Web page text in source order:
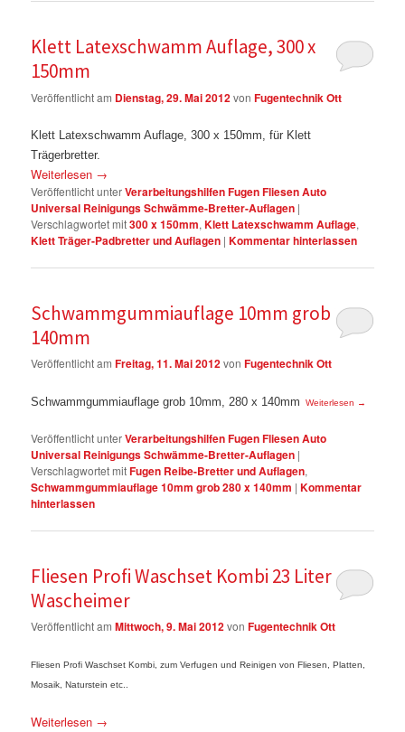
Klett Latexschwamm Auflage, 300 x
150mm
Veröffentlicht am Dienstag, 29. Mai 2012vonFugentechnik Ott
Klett Latexschwamm Auflage, 300 x 150mm, für Klett
Trägerbretter.
Weiterlesen →
Veröffentlicht unterVerarbeitungshilfen Fugen Fliesen Auto
Universal Reinigungs Schwämme-Bretter-Auflagen |
Verschlagwortet mit300 x 150mm,Klett Latexschwamm Auflage,
Klett Träger-Padbretter und Auflagen |Kommentar hinterlassen
Schwammgummiauflage 10mm grob 280 x
140mm
Veröffentlicht amFreitag, 11. Mai 2012vonFugentechnik Ott
Schwammgummiauflage grob 10mm, 280 x 140mm Weiterlesen →
Veröffentlicht unterVerarbeitungshilfen Fugen Fliesen Auto
Universal Reinigungs Schwämme-Bretter-Auflagen |
Verschlagwortet mitFugen Reibe-Bretter und Auflagen,
Schwammgummiauflage 10mm grob 280 x 140mm |Kommentar
hinterlassen
Fliesen Profi Waschset Kombi 23 Liter
Wascheimer
Veröffentlicht amMittwoch, 9. Mai 2012vonFugentechnik Ott
Fliesen Profi Waschset Kombi, zum Verfugen und Reinigenvon Fliesen, Platten,
Mosaik, Naturstein etc..
Weiterlesen →